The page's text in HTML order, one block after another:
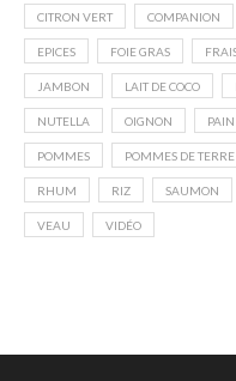
CITRON VERT COMPANION
EPICES FOIE GRAS
JAMBON LAIT DE COCO
NUTELLA OIGNON PAIN
POMMES POMMES DE TERRE
RHUM RIZ SAUMON
VEAU VIDÉO